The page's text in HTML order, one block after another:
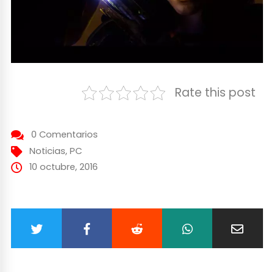
Rate this post
0 Comentarios
Noticias, PC
10 octubre, 2016